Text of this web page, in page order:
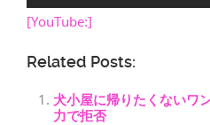
[YouTube:]
Related Posts:
犬小屋に帰りたくないワ
力で拒否